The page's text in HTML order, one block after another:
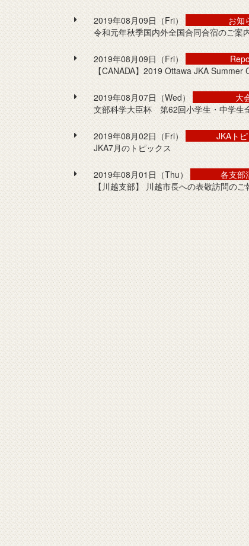
2019年08月09日（Fri）
お知
令和元年秋季国内外全国合同合宿のご案
2019年08月09日（Fri）
【CANADA】2019 Ottawa JKA
2019年08月07日（Wed）
大
文部科学大臣杯 第62回小学生・中学
2019年08月02日（Fri）
JKAト
JKA7月のトピックス
2019年08月01日（Thu）
各支部
【川越支部】 川越市長への表敬訪問のご